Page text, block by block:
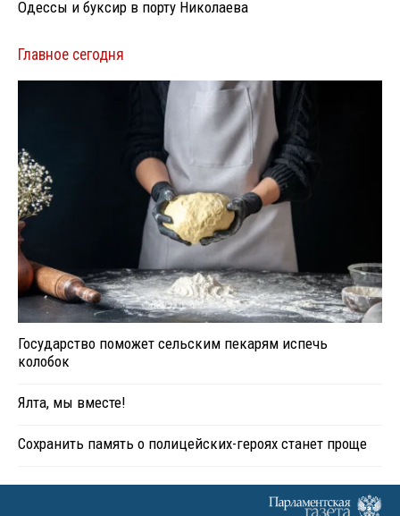
Одессы и буксир в порту Николаева
Главное сегодня
Государство поможет сельским пекарям испечь
колобок
Ялта, мы вместе!
Сохранить память о полицейских-героях станет проще